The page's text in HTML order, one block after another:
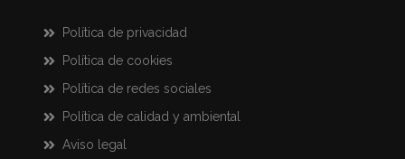
Política de privacidad
Política de cookies
Política de redes sociales
Política de calidad y ambiental
Aviso legal